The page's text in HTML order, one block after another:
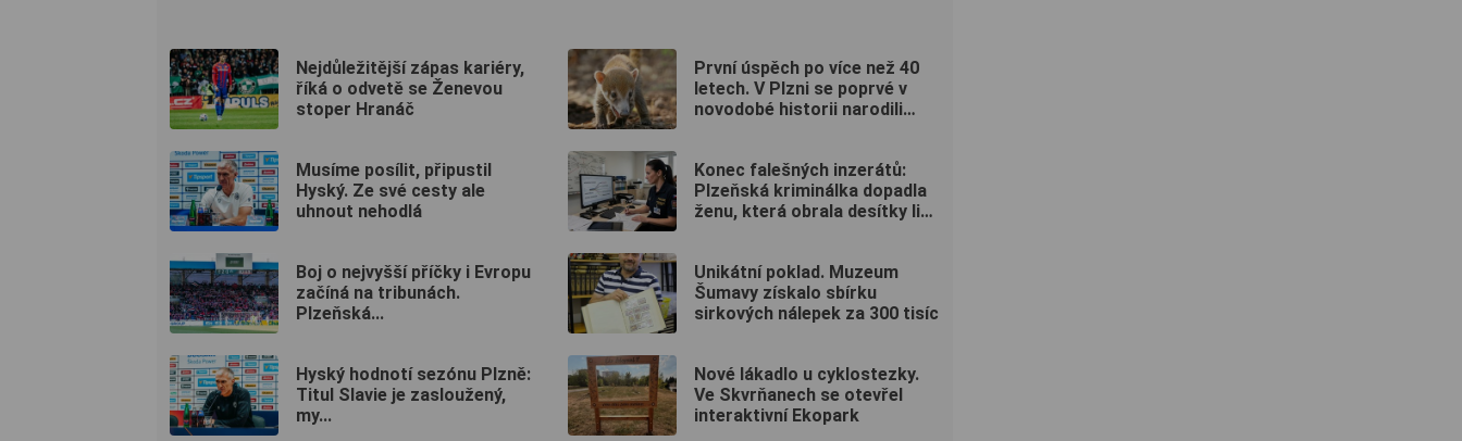
Nejdůležitější zápas kariéry,
říká o odvetě se Ženevou
stoper Hranáč
Musíme posílit, připustil
Hyský. Ze své cesty ale
uhnout nehodlá
Boj o nejvyšší příčky i Evropu
začíná na tribunách.
Plzeňská...
Hyský hodnotí sezónu Plzně:
Titul Slavie je zasloužený,
my...
První úspěch po více než 40
letech. V Plzni se poprvé v
novodobé historii narodili
Konec falešných inzerátů:
Plzeňská kriminálka dopadla
ženu, která obrala desítky lidí
Unikátní poklad. Muzeum
Šumavy získalo sbírku
sirkových nálepek za 300 tisíc
Nové lákadlo u cyklostezky.
Ve Skvrňanech se otevřel
interaktivní Ekopark